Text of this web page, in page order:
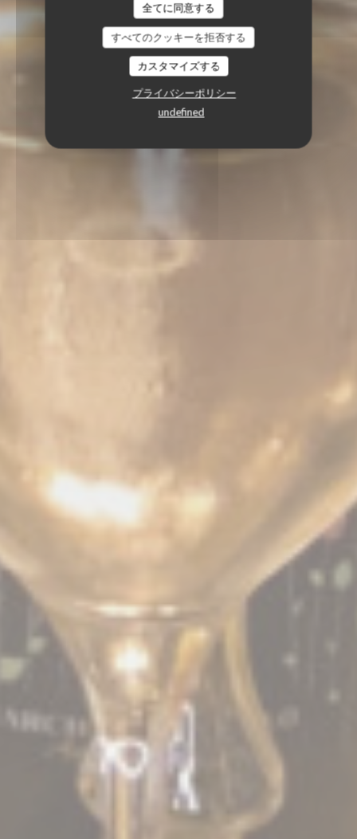
全てに同意する
すべてのクッキーを拒否する
カスタマイズする
プライバシーポリシー
undefined